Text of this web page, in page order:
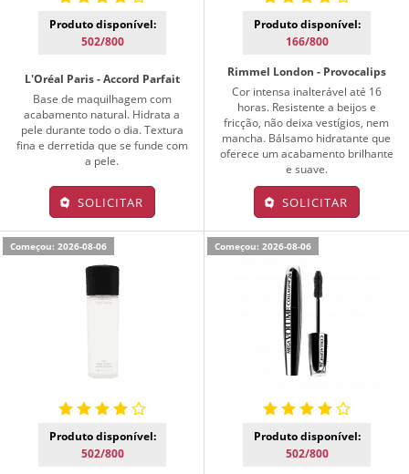
Produto disponível:
502/800
L'Oréal Paris - Accord Parfait
Base de maquilhagem com
acabamento natural. Hidrata a
pele durante todo o dia. Textura
fina e derretida que se funde com
a pele.
SOLICITAR
Produto disponível:
166/800
Rimmel London - Provocalips
Cor intensa inalterável até 16
horas. Resistente a beijos e
fricção, não deixa vestígios, nem
mancha. Bálsamo hidratante que
oferece um acabamento brilhante
e suave.
SOLICITAR
Começou: 2026-08-06
Produto disponível:
502/800
Começou: 2026-08-06
Produto disponível:
502/800